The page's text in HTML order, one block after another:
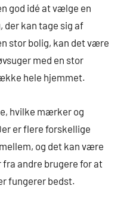
god idé at vælge en
der kan tage sig af
stor bolig, kan det være
med en stor
hele hjemmet.
hvilke mærker og
er flere forskellige
og det kan være
andre brugere for at
fungerer bedst.